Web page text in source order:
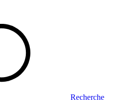
Recherche